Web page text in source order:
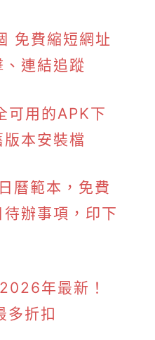
免費縮短網址
連結追蹤
可用的APK下
本安裝檔
曆範本，免費
辦事項，印下
年最新！
多折扣